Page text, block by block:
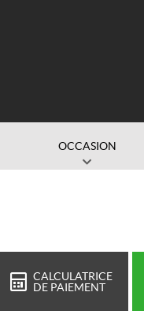
OCCASION
CALCULATRICE
DE PAIEMENT